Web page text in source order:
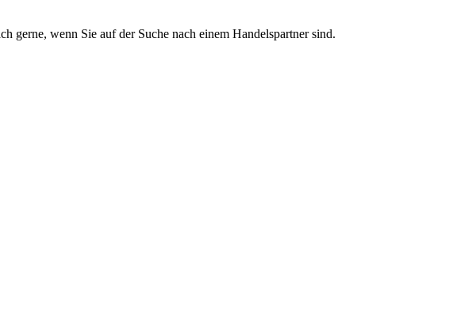
gerne, wenn Sie auf der Suche nach einem Handelspartner sind.